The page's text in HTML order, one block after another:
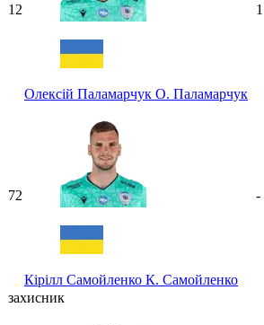
12
Олексій Паламарчук О. Паламарчук
1
72
Кірілл Самойленко К. Самойленко
-
захисник